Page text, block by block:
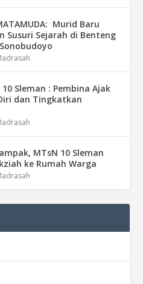
Murid Baru
Susuri Sejarah di Benteng
Sleman : Pembina Ajak
dan Tingkatkan
MTsN 10 Sleman
ke Rumah Warga